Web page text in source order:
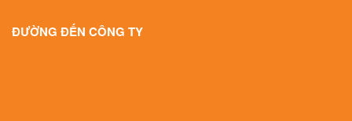
ĐƯỜNG ĐẾN CÔNG TY